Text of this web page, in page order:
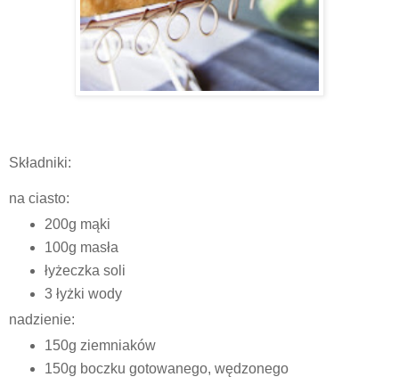
Składniki:
na ciasto:
200g mąki
100g masła
łyżeczka soli
3 łyżki wody
nadzienie:
150g ziemniaków
150g boczku gotowanego, wędzonego